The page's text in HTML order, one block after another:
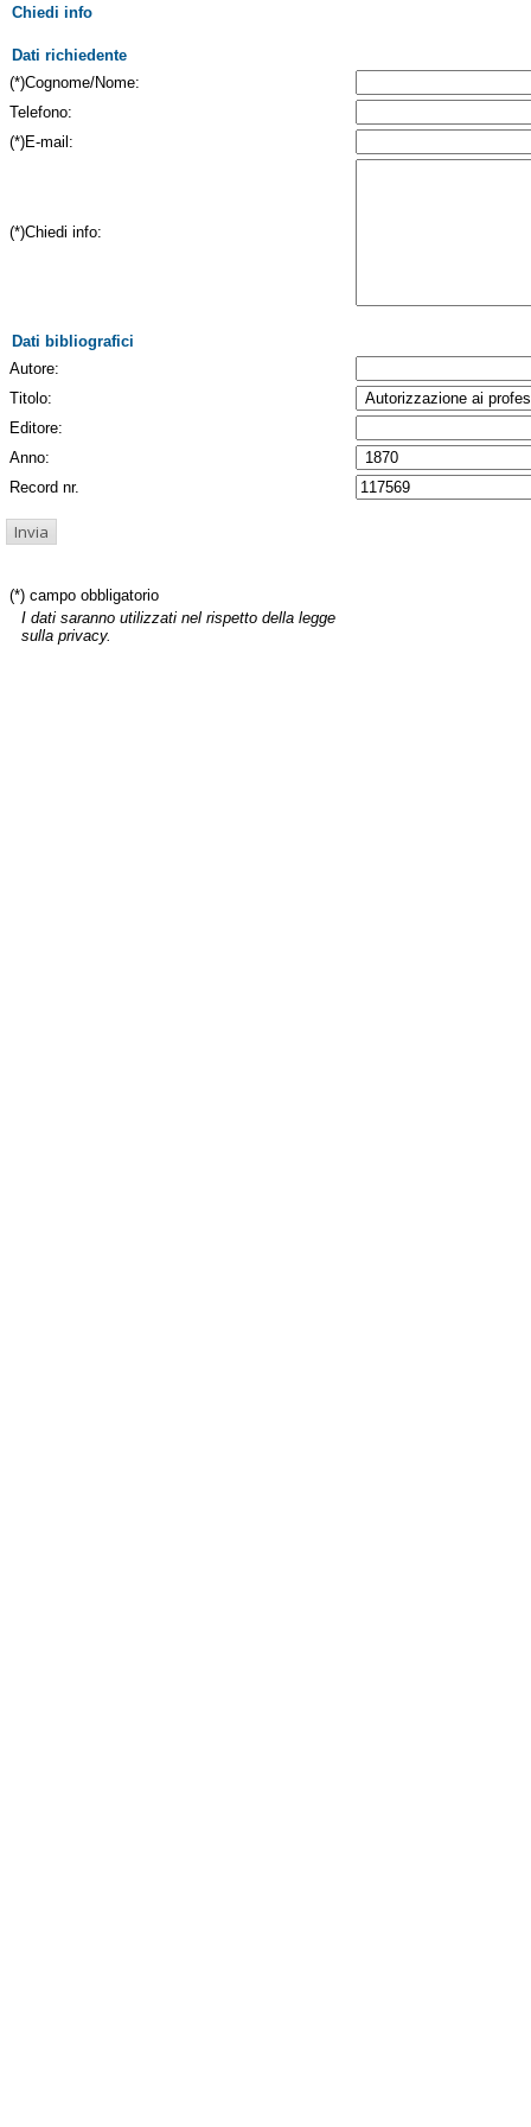
Chiedi info
Dati richiedente
(*)Cognome/Nome:
Telefono:
(*)E-mail:
(*)Chiedi info:
Dati bibliografici
Autore:
Titolo:
Editore:
Anno:
Record nr.
(*) campo obbligatorio
I dati saranno utilizzati nel rispetto della legge
sulla privacy.